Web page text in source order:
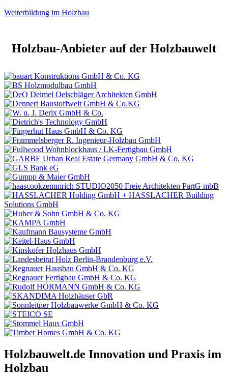
Weiterbildung im Holzbau
Holzbau-Anbieter auf der Holzbauwelt
Holzbauwelt.de Innovation und Praxis im
Holzbau